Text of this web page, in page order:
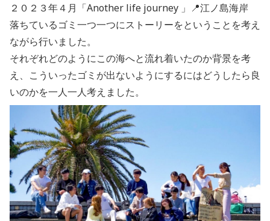
２０２３年４月「Another life journey 」📍江ノ島海岸
落ちているゴミ一つ一つにストーリーをということを考え
ながら行いました。
それぞれどのようにこの海へと流れ着いたのか背景を考
え、こういったゴミが出ないようにするにはどうしたら良
いのかを一人一人考えました。